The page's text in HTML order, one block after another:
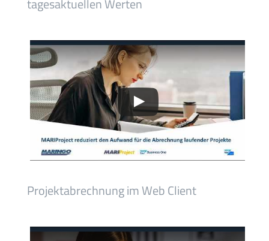
Projektabrechnung im Web Client